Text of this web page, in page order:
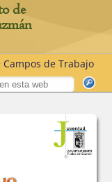
de
Campos de Trabajo